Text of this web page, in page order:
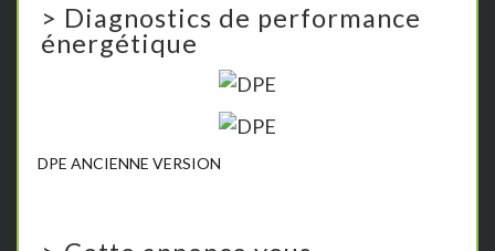
> Diagnostics de performance
énergétique
DPE ANCIENNE VERSION